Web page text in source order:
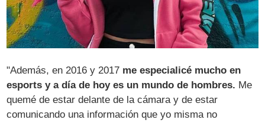
"Además, en 2016 y 2017 me especialicé mucho en
esports y a día de hoy es un mundo de hombres. Me
quemé de estar delante de la cámara y de estar
comunicando una información que yo misma no